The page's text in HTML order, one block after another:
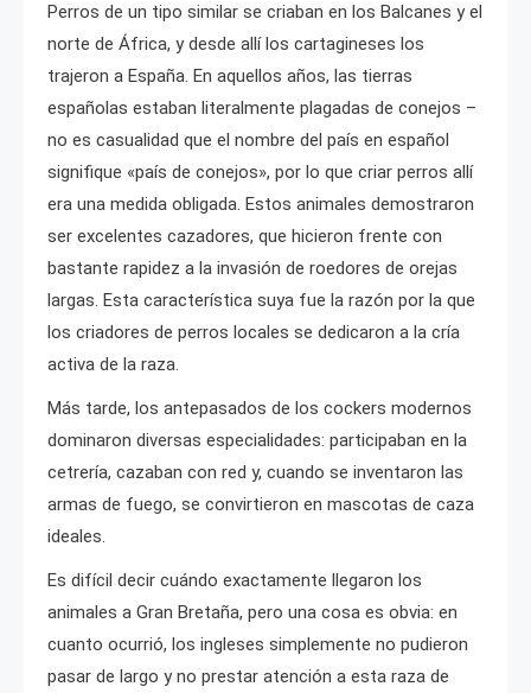
Perros de un tipo similar se criaban en los Balcanes y el
norte de África, y desde allí los cartagineses los
trajeron a España. En aquellos años, las tierras
españolas estaban literalmente plagadas de conejos –
no es casualidad que el nombre del país en español
signifique «país de conejos», por lo que criar perros allí
era una medida obligada. Estos animales demostraron
ser excelentes cazadores, que hicieron frente con
bastante rapidez a la invasión de roedores de orejas
largas. Esta característica suya fue la razón por la que
los criadores de perros locales se dedicaron a la cría
activa de la raza.
Más tarde, los antepasados de los cockers modernos
dominaron diversas especialidades: participaban en la
cetrería, cazaban con red y, cuando se inventaron las
armas de fuego, se convirtieron en mascotas de caza
ideales.
Es difícil decir cuándo exactamente llegaron los
animales a Gran Bretaña, pero una cosa es obvia: en
cuanto ocurrió, los ingleses simplemente no pudieron
pasar de largo y no prestar atención a esta raza de